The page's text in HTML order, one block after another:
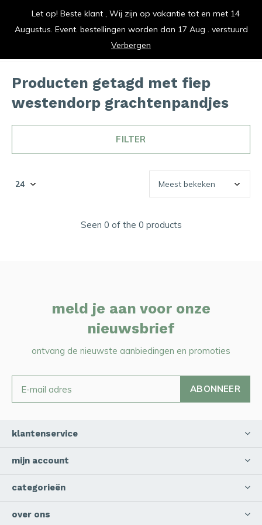
vrolijk je keuken op
Producten getagd met fiep
westendorp grachtenpandjes
FILTER
Seen 0 of the 0 products
meld je aan voor onze
nieuwsbrief
ontvang de nieuwste aanbiedingen en promoties
ABONNEER
klantenservice
mijn account
categorieën
over ons
Let op! Beste klant , Wij zijn op vakantie tot en met 14
Augustus. Event. bestellingen worden dan 17 Aug . verstuurd
Verbergen